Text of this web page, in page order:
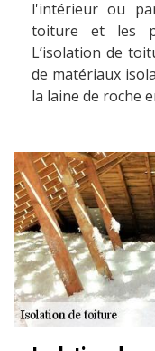
l'intérieur ou
toiture et les
L’isolation de
de matériaux
la laine de roche